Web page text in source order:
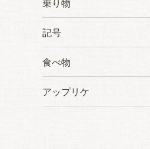
記号
食べ物
アップリケ